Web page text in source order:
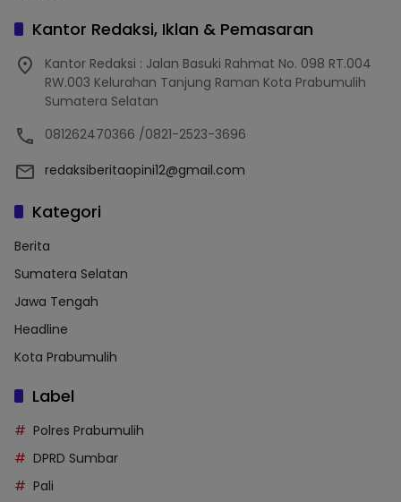
Kantor Redaksi, Iklan & Pemasaran
Kantor Redaksi : Jalan Basuki Rahmat No. 098 RT.004
RW.003 Kelurahan Tanjung Raman Kota Prabumulih
Sumatera Selatan
081262470366 /0821-2523-3696
redaksiberitaopini12@gmail.com
Kategori
Berita
Sumatera Selatan
Jawa Tengah
Headline
Kota Prabumulih
Label
Polres Prabumulih
DPRD Sumbar
Pali